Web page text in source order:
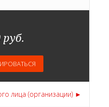
руб.
лица (организации) ►